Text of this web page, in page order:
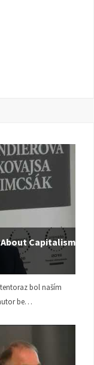
Capitalism |
bol naším
be…